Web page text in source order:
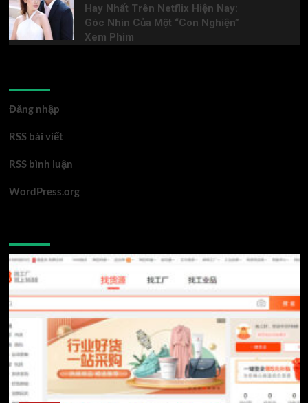
Hay Nhất Trên Netflix Hiện Nay:
Góc Nhìn Của Một “Con Nghiện”
Xem Phim
Đăng nhập
RSS bài viết
RSS bình luận
WordPress.org